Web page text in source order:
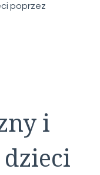
poprzez
i